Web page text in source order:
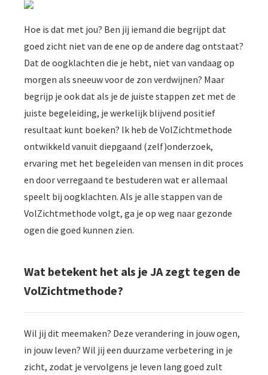
Hoe is dat met jou? Ben jij iemand die begrijpt dat
goed zicht niet van de ene op de andere dag ontstaat?
Dat de oogklachten die je hebt, niet van vandaag op
morgen als sneeuw voor de zon verdwijnen? Maar
begrijp je ook dat als je de juiste stappen zet met de
juiste begeleiding, je werkelijk blijvend positief
resultaat kunt boeken? Ik heb de VolZichtmethode
ontwikkeld vanuit diepgaand (zelf)onderzoek,
ervaring met het begeleiden van mensen in dit proces
en door verregaand te bestuderen wat er allemaal
speelt bij oogklachten. Als je alle stappen van de
VolZichtmethode volgt, ga je op weg naar gezonde
ogen die goed kunnen zien.
Wat betekent het als je JA zegt tegen de
VolZichtmethode?
Wil jij dit meemaken? Deze verandering in jouw ogen,
in jouw leven? Wil jij een duurzame verbetering in je
zicht, zodat je vervolgens je leven lang goed zult